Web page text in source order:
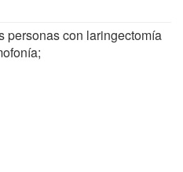
personas con laringectomía